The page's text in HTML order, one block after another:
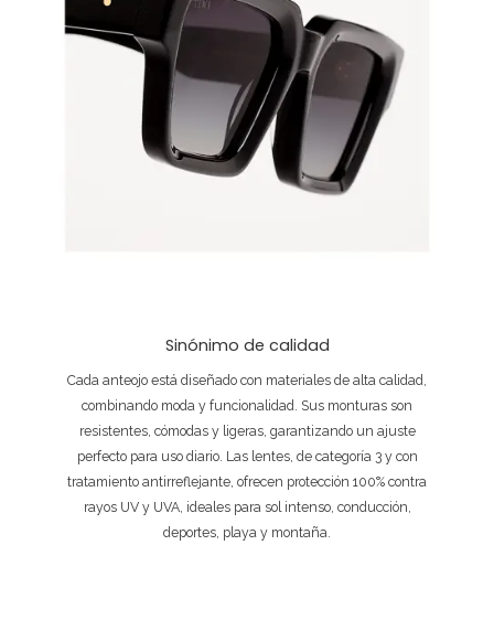
Sinónimo de calidad
Cada anteojo está diseñado con materiales de alta calidad,
combinando moda y funcionalidad. Sus monturas son
resistentes, cómodas y ligeras, garantizando un ajuste
perfecto para uso diario. Las lentes, de categoría 3 y con
tratamiento antirreflejante, ofrecen protección 100% contra
rayos UV y UVA, ideales para sol intenso, conducción,
deportes, playa y montaña.